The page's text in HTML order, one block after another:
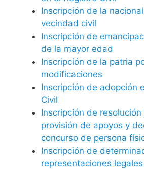
Inscripción de la
vecindad civil
Inscripción de
de la mayor edad
Inscripción de la patria
modificaciones
Inscripción de adopción
Civil
Inscripción de
provisión de apoyos y
concurso de persona
Inscripción de
representaciones legales